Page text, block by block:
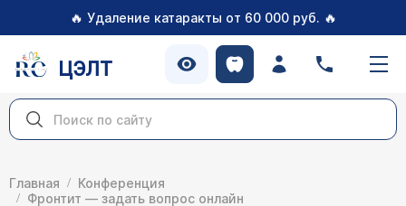
🔥 Удаление катаракты от 60 000 руб. 🔥
ЦЭЛТ
Главная
Конференция
Фронтит — задать вопрос онлайн